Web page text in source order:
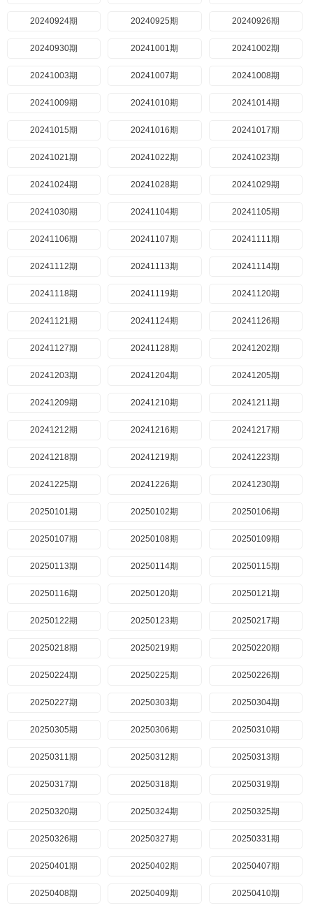
20240924期 20240925期 20240926期
20240930期 20241001期 20241002期
20241003期 20241007期 20241008期
20241009期 20241010期 20241014期
20241015期 20241016期 20241017期
20241021期 20241022期 20241023期
20241024期 20241028期 20241029期
20241030期 20241104期 20241105期
20241106期 20241107期 20241111期
20241112期 20241113期 20241114期
20241118期 20241119期 20241120期
20241121期 20241124期 20241126期
20241127期 20241128期 20241202期
20241203期 20241204期 20241205期
20241209期 20241210期 20241211期
20241212期 20241216期 20241217期
20241218期 20241219期 20241223期
20241225期 20241226期 20241230期
20250101期 20250102期 20250106期
20250107期 20250108期 20250109期
20250113期 20250114期 20250115期
20250116期 20250120期 20250121期
20250122期 20250123期 20250217期
20250218期 20250219期 20250220期
20250224期 20250225期 20250226期
20250227期 20250303期 20250304期
20250305期 20250306期 20250310期
20250311期 20250312期 20250313期
20250317期 20250318期 20250319期
20250320期 20250324期 20250325期
20250326期 20250327期 20250331期
20250401期 20250402期 20250407期
20250408期 20250409期 20250410期